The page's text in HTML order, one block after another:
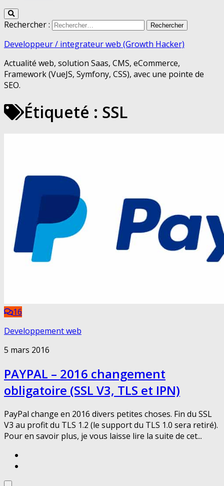
Rechercher :
Developpeur / integrateur web (Growth Hacker)
Actualité web, solution Saas, CMS, eCommerce,
Framework (VueJS, Symfony, CSS), avec une pointe de
SEO.
Étiqueté : SSL
16
Developpement web
5 mars 2016
PAYPAL – 2016 changement
obligatoire (SSL V3, TLS et IPN)
PayPal change en 2016 divers petites choses. Fin du SSL
V3 au profit du TLS 1.2 (le support du TLS 1.0 sera retiré).
Pour en savoir plus, je vous laisse lire la suite de cet...